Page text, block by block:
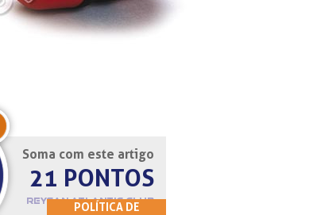
Soma com este artigo
21 PONTOS
REYSAN ATLANTIC CLUB
POLÍTICA DE